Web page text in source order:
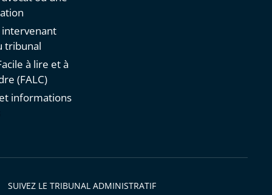
intervenant
tribunal
à lire et à
(FALC)
informations
SUIVEZ LE TRIBUNAL ADMINISTRATIF